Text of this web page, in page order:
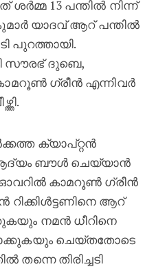
ശർമ്മ 13 പന്തിൽ നിന്ന്
യാദവ് ആറ് പന്തിൽ
പുറത്തായി.
സൗരഭ് ദുബെ,
ഗ്രീൻ എന്നിവർ
ക്യാപ്റ്റൻ
ബൗൾ ചെയ്യാൻ
ഓവറിൽ കാമറൂൺ ഗ്രീൻ
ആറ്
നമൻ ധീറിനെ
ചെയ്തതോടെ
തിരിച്ചടി